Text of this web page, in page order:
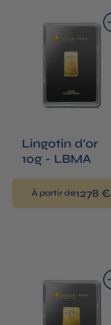
Lingotin d'or
10g - LBMA
À partir de1278 €